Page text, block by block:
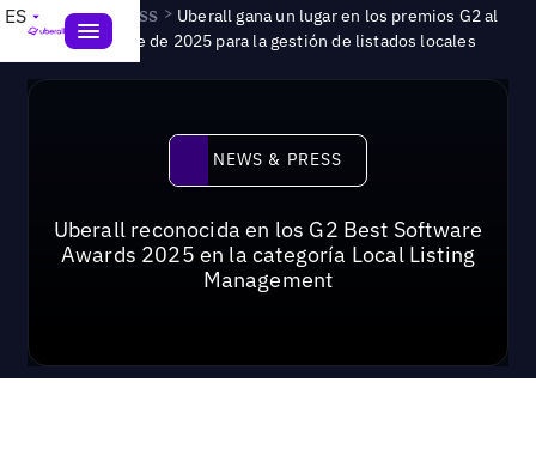
ES News & Press > Uberall gana un lugar en los premios G2 al
mejor software de 2025 para la gestión de listados locales
News & Press
NEWS & PRESS
Uberall reconocida en los G2 Best Software
Awards 2025 en la categoría Local Listing
Management